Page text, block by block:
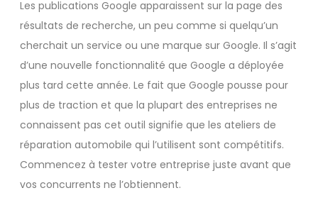
Les publications Google apparaissent sur la page des
résultats de recherche, un peu comme si quelqu’un
cherchait un service ou une marque sur Google. Il s’agit
d’une nouvelle fonctionnalité que Google a déployée
plus tard cette année. Le fait que Google pousse pour
plus de traction et que la plupart des entreprises ne
connaissent pas cet outil signifie que les ateliers de
réparation automobile qui l’utilisent sont compétitifs.
Commencez à tester votre entreprise juste avant que
vos concurrents ne l’obtiennent.